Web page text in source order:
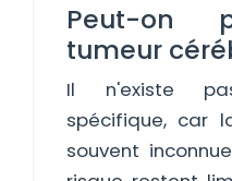
Peut-on
tumeur
Il n'existe
spécifique, car
souvent